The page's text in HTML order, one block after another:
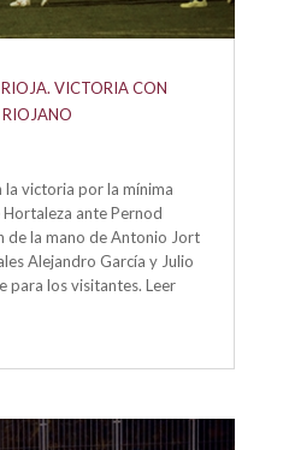
VICTORIA CON
RIOJANO
la victoria por la mínima
ante Pernod
de la mano de Antonio Jort
Alejandro García y Julio
para los visitantes. Leer